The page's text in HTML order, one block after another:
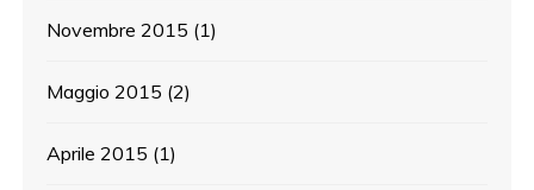
Novembre 2015 (1)
Maggio 2015 (2)
Aprile 2015 (1)